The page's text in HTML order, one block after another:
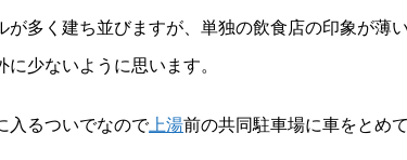
多く建ち並びますが、単独の飲食店の印象が薄
少ないように思います。
入るついでなので上湯前の共同駐車場に車をとめ